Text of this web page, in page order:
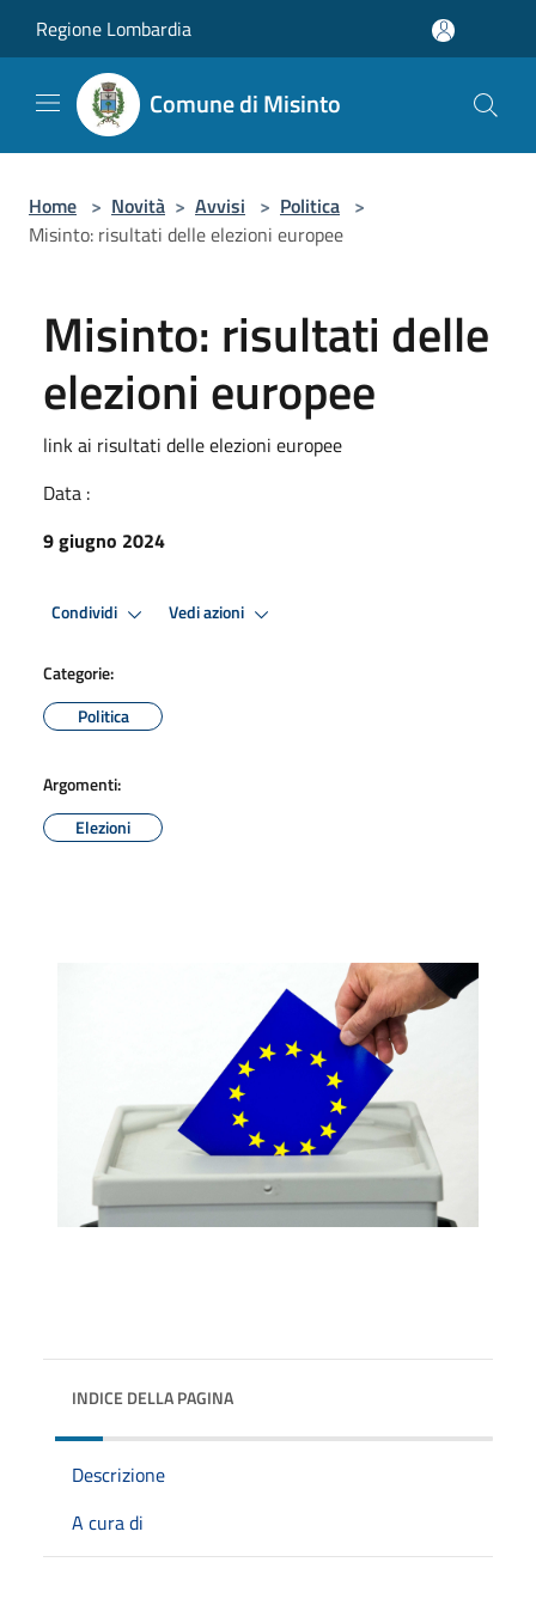
Regione Lombardia
Comune di Misinto
Home > Novità > Avvisi > Politica >
Misinto: risultati delle elezioni europee
Misinto: risultati delle
elezioni europee
link ai risultati delle elezioni europee
Data :
9 giugno 2024
Condividi Vedi azioni
Categorie:
Politica
Argomenti:
Elezioni
INDICE DELLA PAGINA
Descrizione
A cura di